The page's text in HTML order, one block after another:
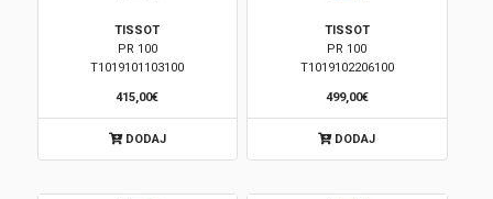
Brendovi
Swiss🇨🇭
Satovi
TISSOT
PR 100
T1019101103100
415,00€
DODAJ
TISSOT
PR 100
T1019102206100
499,00€
DODAJ